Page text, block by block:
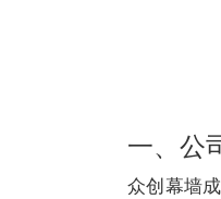
一、公
众创幕墙